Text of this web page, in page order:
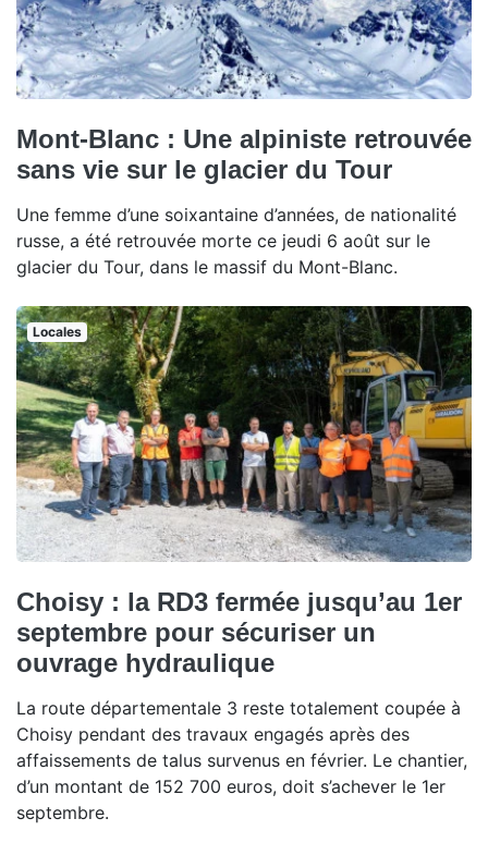
Mont-Blanc : Une alpiniste retrouvée
sans vie sur le glacier du Tour
Une femme d’une soixantaine d’années, de nationalité
russe, a été retrouvée morte ce jeudi 6 août sur le
glacier du Tour, dans le massif du Mont-Blanc.
Locales
Choisy : la RD3 fermée jusqu’au 1er
septembre pour sécuriser un
ouvrage hydraulique
La route départementale 3 reste totalement coupée à
Choisy pendant des travaux engagés après des
affaissements de talus survenus en février. Le chantier,
d’un montant de 152 700 euros, doit s’achever le 1er
septembre.